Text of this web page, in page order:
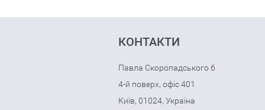
КОНТАКТИ
Павла Скоропадського 6
4-й поверх, офіс 401
Київ, 01024, Україна